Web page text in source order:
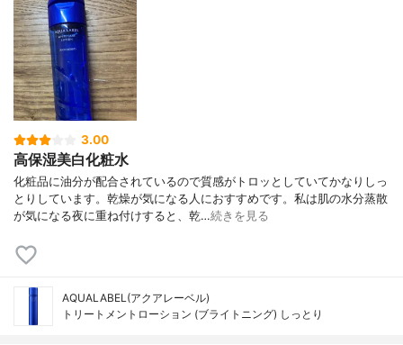
3.00
高保湿美白化粧水
化粧品に油分が配合されているので質感がトロッとしていてかなりしっ
とりしています。乾燥が気になる人におすすめです。私は肌の水分蒸散
が気になる夜に重ね付けすると、乾…続きを見る
AQUALABEL(アクアレーベル)
トリートメントローション (ブライトニング) しっとり